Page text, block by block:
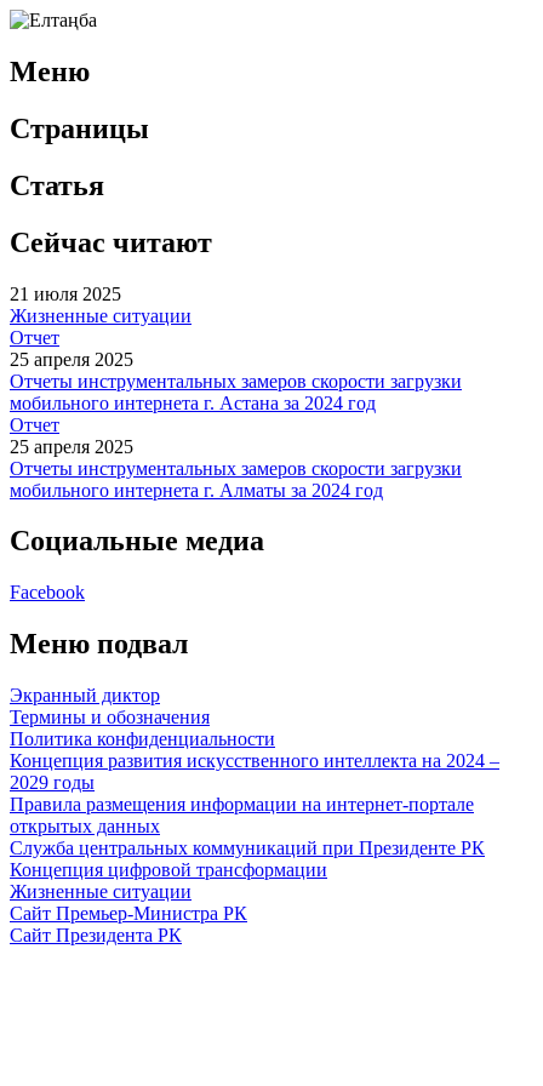
Меню
Страницы
Статья
Сейчас читают
21 июля 2025
Жизненные ситуации
Отчет
25 апреля 2025
Отчеты инструментальных замеров скорости загрузки
мобильного интернета г. Астана за 2024 год
Отчет
25 апреля 2025
Отчеты инструментальных замеров скорости загрузки
мобильного интернета г. Алматы за 2024 год
Социальные медиа
Facebook
Меню подвал
Экранный диктор
Термины и обозначения
Политика конфиденциальности
Концепция развития искусственного интеллекта на 2024 –
2029 годы
Правила размещения информации на интернет-портале
открытых данных
Служба центральных коммуникаций при Президенте РК
Концепция цифровой трансформации
Жизненные ситуации
Сайт Премьер-Министра РК
Сайт Президента РК